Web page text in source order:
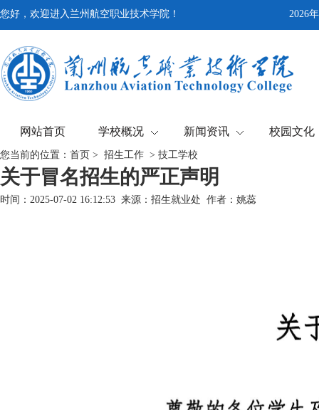
您好，欢迎进入兰州航空职业技术学院！ 2026
网站首页 学校概况 新闻资讯 校园文化
您当前的位置： 首页 > 招生工作 > 技工学校
关于冒名招生的严正声明
时间：2025-07-02 16:12:53 来源：招生就业处 作者：姚蕊